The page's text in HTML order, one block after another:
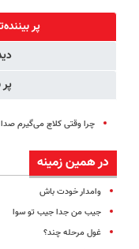
پر
چرا وقتی کلاچ می‌گیرم
در همین زمینه
وامدار خودت باش
جیب من جدا جیب تو سوا
غول مرحله چند؟